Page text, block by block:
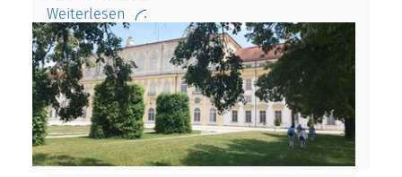
Weiterlesen